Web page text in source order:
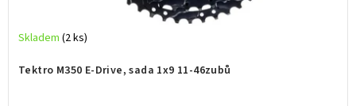
a
v
Tektro M350 E-Drive, sada 1x9 11-46zubů
Skladem (2 ks)